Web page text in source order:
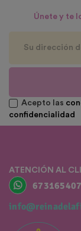
Únete y te
Acepto las
confidencialidad
ATENCIÓN AL
673165407